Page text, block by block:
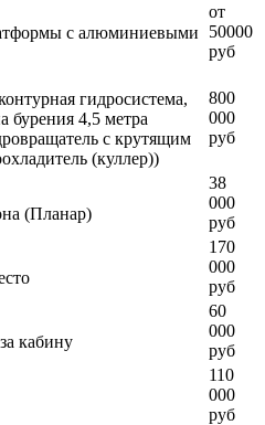
с алюминиевыми
от
50000
руб
гидросистема,
бурения 4,5 метра
с крутящим
(куллер))
800
000
руб
(Планар)
38
000
руб
170
000
руб
кабину
60
000
руб
110
000
руб